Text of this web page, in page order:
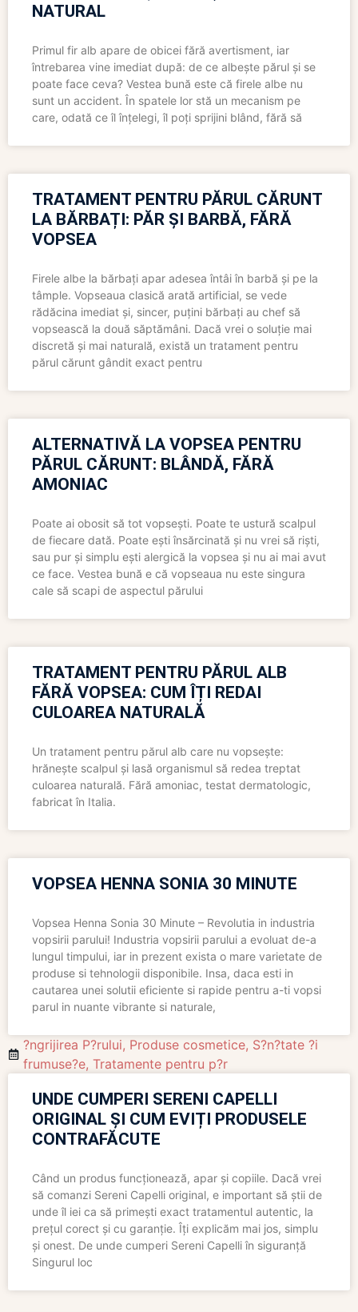
NATURAL
Primul fir alb apare de obicei fără avertisment, iar
întrebarea vine imediat după: de ce albește părul și se
poate face ceva? Vestea bună este că firele albe nu
sunt un accident. În spatele lor stă un mecanism pe
care, odată ce îl înțelegi, îl poți sprijini blând, fără să
TRATAMENT PENTRU PĂRUL CĂRUNT
LA BĂRBAȚI: PĂR ȘI BARBĂ, FĂRĂ
VOPSEA
Firele albe la bărbați apar adesea întâi în barbă și pe la
tâmple. Vopseaua clasică arată artificial, se vede
rădăcina imediat și, sincer, puțini bărbați au chef să
vopsească la două săptămâni. Dacă vrei o soluție mai
discretă și mai naturală, există un tratament pentru
părul cărunt gândit exact pentru
ALTERNATIVĂ LA VOPSEA PENTRU
PĂRUL CĂRUNT: BLÂNDĂ, FĂRĂ
AMONIAC
Poate ai obosit să tot vopsești. Poate te ustură scalpul
de fiecare dată. Poate ești însărcinată și nu vrei să riști,
sau pur și simplu ești alergică la vopsea și nu ai mai avut
ce face. Vestea bună e că vopseaua nu este singura
cale să scapi de aspectul părului
TRATAMENT PENTRU PĂRUL ALB
FĂRĂ VOPSEA: CUM ÎȚI REDAI
CULOAREA NATURALĂ
Un tratament pentru părul alb care nu vopsește:
hrănește scalpul și lasă organismul să redea treptat
culoarea naturală. Fără amoniac, testat dermatologic,
fabricat în Italia.
VOPSEA HENNA SONIA 30 MINUTE
Vopsea Henna Sonia 30 Minute – Revolutia in industria
vopsirii parului! Industria vopsirii parului a evoluat de-a
lungul timpului, iar in prezent exista o mare varietate de
produse si tehnologii disponibile. Insa, daca esti in
cautarea unei solutii eficiente si rapide pentru a-ti vopsi
parul in nuante vibrante si naturale,
?ngrijirea P?rului, Produse cosmetice, S?n?tate ?i
frumuse?e, Tratamente pentru p?r
UNDE CUMPERI SERENI CAPELLI
ORIGINAL ȘI CUM EVIȚI PRODUSELE
CONTRAFĂCUTE
Când un produs funcționează, apar și copiile. Dacă vrei
să comanzi Sereni Capelli original, e important să știi de
unde îl iei ca să primești exact tratamentul autentic, la
prețul corect și cu garanție. Îți explicăm mai jos, simplu
și onest. De unde cumperi Sereni Capelli în siguranță
Singurul loc